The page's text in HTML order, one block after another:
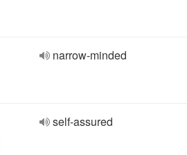
narrow-minded
self-assured